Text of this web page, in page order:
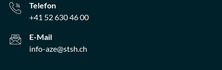
Telefon
+41 52 630 46 00
E-Mail
info-aze@stsh.ch